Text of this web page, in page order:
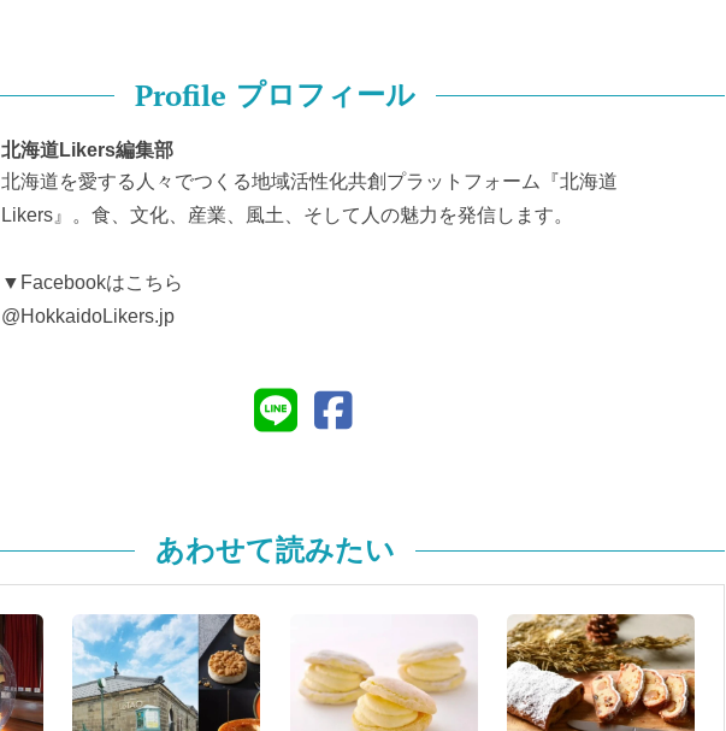
Profile プロフィール
北海道Likers編集部
北海道を愛する人々でつくる地域活性化共創プラットフォーム『北海道
Likers』。食、文化、産業、風土、そして人の魅力を発信します。
▼Facebookはこちら
@HokkaidoLikers.jp
あわせて読みたい